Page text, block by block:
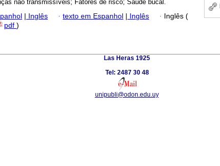
não transmissíveis; Fatores de risco; Saúde bucal.
Inglês · texto em Espanhol Inglês ·
Inglês (
pdf )
Las Heras 1925
Tel: 2487 30 48
unipubli@odon.edu.uy